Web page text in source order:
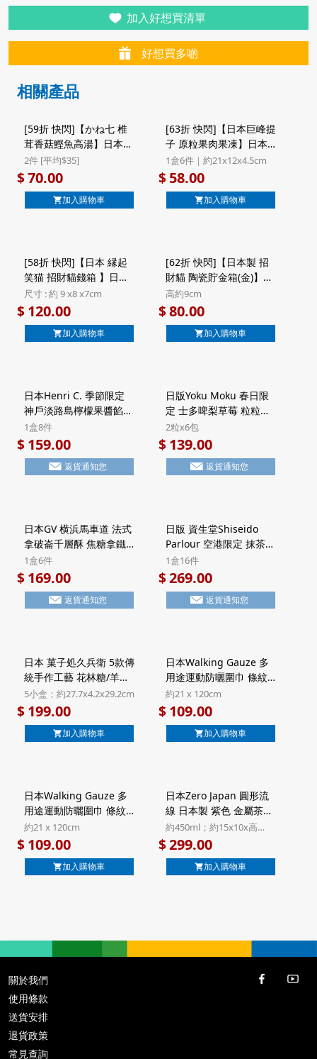
加入好想買清單
好想買多啲
相關產品
[59折 快閃]【かね七 椎
茸香菇鰹魚高湯】日本
かね七 輕便裝 椎茸香菇
鰹魚 高湯調味粉 (50包)
($70/2件)
2件 [平均$35]
$70.00
加入購物車
[63折 快閃]【日本巨峰提
子 原粒果肉果凍】日本
鈴木榮光堂 巨峰提子 原
粒果肉啫喱果凍 名產店
系列 禮盒 6件裝
1盒6件｜約21x12x4.5cm
$58.00
加入購物車
[58折 快閃]【日本 縁起
笑猫 招財貓錢箱 】日本
招福招財 工藝製造 縁起
文字丸猫 笑字 招財貓錢
箱
尺寸 : 約 9 x8 x7cm
$120.00
加入購物車
[62折 快閃]【日本製 招
財貓 陶瓷貯金箱(金)】日
本 日和雜貨 萬古燒 風水
まる福猫 招財貓 金色 日
本製 陶瓷錢罌貯金箱
高約9cm
$80.00
加入購物車
日本Henri C. 季節限定
神戶淡路島檸檬果醬餡餅
法式Financier費南雪蛋
糕 禮盒 (1盒8件)【市集
世界 - 日本市集】
1盒8件
$159.00
返貨通知您
日版Yoku Moku 春日限
定 士多啤梨草莓 粒粒方
塊酥餅 禮盒 (2粒x6包)
【市集世界 - 日本市集】
2粒x6包
$139.00
返貨通知您
日本GV 横浜馬車道 法式
拿破崙千層酥 焦糖拿鐵
Latte 頂級法國Valrhona
朱古力 Millefeuille酥餅
禮盒 Halal清真食品 (1盒
6件)【市集世界 - 日本市
1盒6件
$169.00
返貨通知您
日版 資生堂Shiseido
Parlour 空港限定 抹茶朱
古力 黑糖忌廉夾心 7層威
化酥餅 豪華鐵罐禮盒 (1
盒16件)【市集世界 - 日
本市集】
1盒16件
$269.00
返貨通知您
日本 菓子処久兵衛 5款傳
統手作工藝 花林糖/羊羹
雜錦禮盒 5小盒裝 (818)
【市集世界 - 日本市集】
5小盒；約27.7x4.2x29.2cm
$199.00
加入購物車
日本Walking Gauze 多
用途運動防曬圍巾 條紋
淺藍色 日本製 UV加工 純
棉三重紗巾【市集世界 -
日本市集】
約21 x 120cm
$109.00
加入購物車
日本Walking Gauze 多
用途運動防曬圍巾 條紋
深藍色 日本製 UV加工 純
棉三重紗巾【市集世界 -
日本市集】
約21 x 120cm
$109.00
加入購物車
日本Zero Japan 圓形流
線 日本製 紫色 金屬茶隔
瓷茶壺 450ml【市集世
界 - 日本市集】
約450ml；約15x10x高
10cm
$299.00
加入購物車
關於我們
使用條款
送貨安排
退貨政策
常見查詢